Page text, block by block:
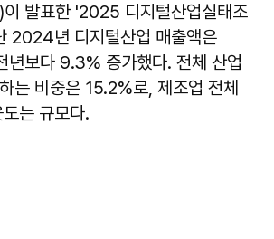
발표한 '2025 디지털산업실태조
2024년 디지털산업 매출액은
년보다 9.3% 증가했다. 전체 산업
는 비중은 15.2%로, 제조업 전체
는 규모다.